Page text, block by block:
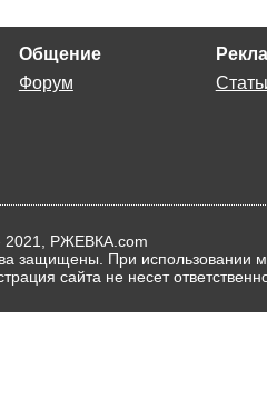
Общение
Форум
2021, РЖЕВКА.com
защищены. При использовании
сайта не несет